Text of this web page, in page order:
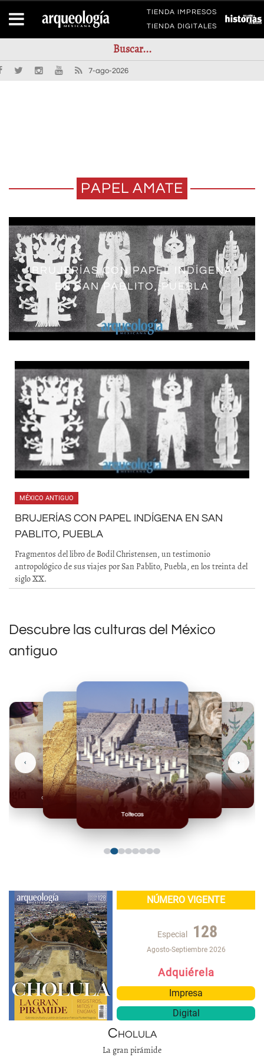
TIENDA IMPRESOS
TIENDA DIGITALES
7-ago-2026
PAPEL AMATE
BRUJERÍAS CON PAPEL INDÍGENA
EN SAN PABLITO, PUEBLA
MÉXICO ANTIGUO
BRUJERÍAS CON PAPEL INDÍGENA EN SAN
PABLITO, PUEBLA
Fragmentos del libro de Bodil Christensen, un testimonio
antropológico de sus viajes por San Pablito, Puebla, en los treinta del
siglo XX.
Descubre las culturas del México
antiguo
Toltecas
Olmecas
‹ ›
NÚMERO VIGENTE
Especial 128
Agosto-Septiembre 2026
Adquiérela
Impresa
Digital
Cholula
La gran pirámide